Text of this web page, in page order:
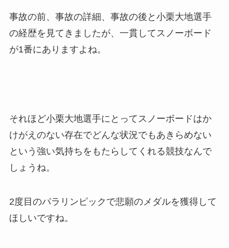
事故の前、事故の詳細、事故の後と小栗大地選手
の経歴を見てきましたが、一貫してスノーボード
が1番にありますよね。
それほど小栗大地選手にとってスノーボードはか
けがえのない存在でどんな状況でもあきらめない
という強い気持ちをもたらしてくれる競技なんで
しょうね。
2度目のパラリンピックで悲願のメダルを獲得して
ほしいですね。